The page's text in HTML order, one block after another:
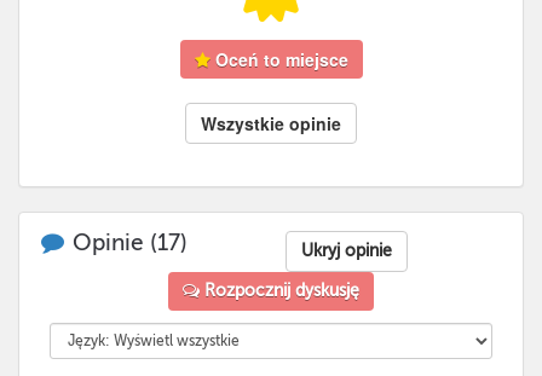
Oceń to miejsce
Wszystkie opinie
Opinie (17) Ukryj opinie
Rozpocznij dyskusję